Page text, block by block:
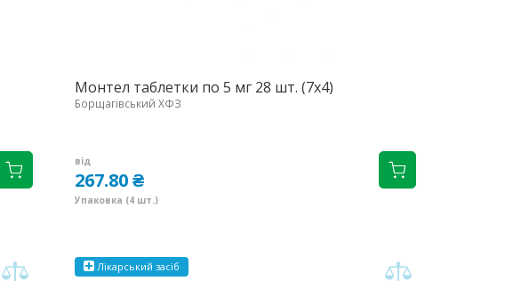
Монтел таблетки по 5 мг 28 шт. (7х4)
Борщагівський ХФЗ
від
267.80 ₴
Упаковка (4 шт.)
Лікарський засіб